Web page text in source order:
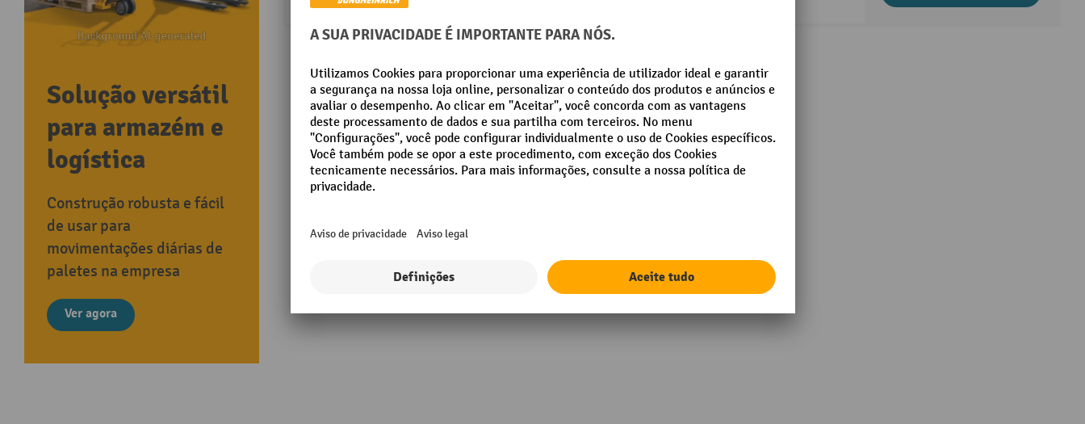
Solução versátil
para armazém e
logística
Construção robusta e fácil
de usar para
movimentações diárias de
paletes na empresa
Ver agora